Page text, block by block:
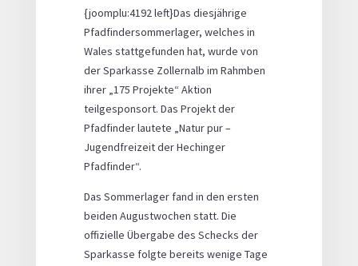
{joomplu:4192 left}Das diesjährige
Pfadfindersommerlager, welches in
Wales stattgefunden hat, wurde von
der Sparkasse Zollernalb im Rahmben
ihrer „175 Projekte“ Aktion
teilgesponsort. Das Projekt der
Pfadfinder lautete „Natur pur –
Jugendfreizeit der Hechinger
Pfadfinder“.
Das Sommerlager fand in den ersten
beiden Augustwochen statt. Die
offizielle Übergabe des Schecks der
Sparkasse folgte bereits wenige Tage